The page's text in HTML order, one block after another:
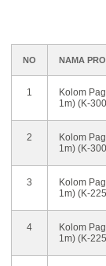
NO NAMA
1
Kolom
1m) (K-
2
Kolom
1m) (K-
3
Kolom
1m) (K-
4
Kolom
1m) (K-